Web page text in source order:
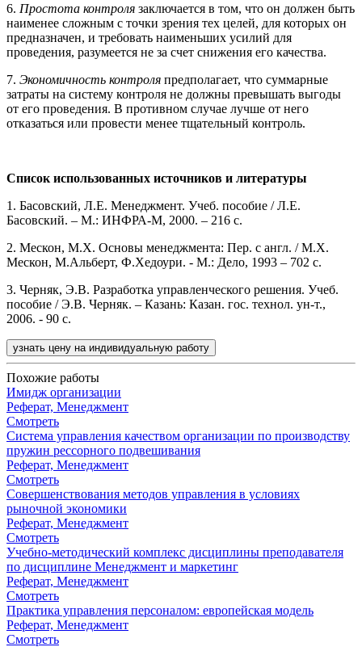
6. Простота контроля заключается в том, что он должен быть
наименее сложным с точки зрения тех целей, для которых он
предназначен, и требовать наименьших усилий для
проведения, разумеется не за счет снижения его качества.
7. Экономичность контроля предполагает, что суммарные
затраты на систему контроля не должны превышать выгоды
от его проведения. В противном случае лучше от него
отказаться или провести менее тщательный контроль.
Список использованных источников и литературы
1. Басовский, Л.Е. Менеджмент. Учеб. пособие / Л.Е.
Басовский. – М.: ИНФРА-М, 2000. – 216 с.
2. Мескон, М.Х. Основы менеджмента: Пер. с англ. / М.Х.
Мескон, М.Альберт, Ф.Хедоури. - М.: Дело, 1993 – 702 с.
3. Черняк, Э.В. Разработка управленческого решения. Учеб.
пособие / Э.В. Черняк. – Казань: Казан. гос. технол. ун-т.,
2006. - 90 с.
узнать цену на индивидуальную работу
Похожие работы
Имидж организации
Реферат, Менеджмент
Смотреть
Система управления качеством организации по производству
пружин рессорного подвешивания
Реферат, Менеджмент
Смотреть
Совершенствования методов управления в условиях
рыночной экономики
Реферат, Менеджмент
Смотреть
Учебно-методический комплекс дисциплины преподавателя
по дисциплине Менеджмент и маркетинг
Реферат, Менеджмент
Смотреть
Практика управления персоналом: европейская модель
Реферат, Менеджмент
Смотреть